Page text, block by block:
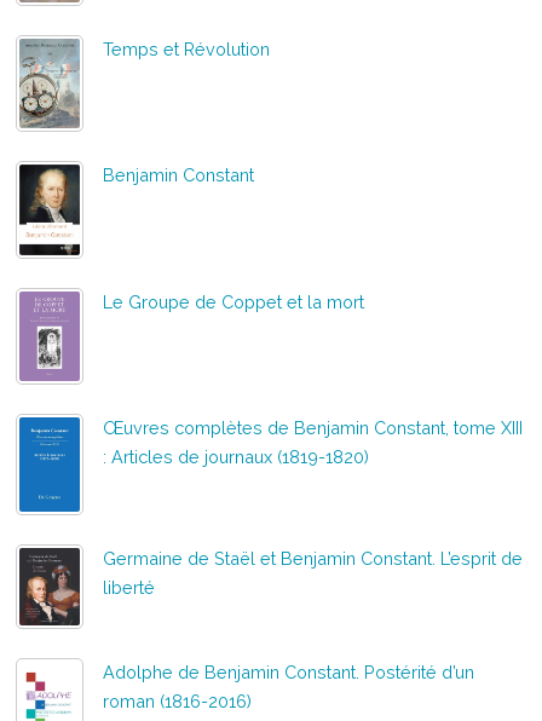
Temps et Révolution
Benjamin Constant
Le Groupe de Coppet et la mort
Œuvres complètes de Benjamin Constant, tome XIII
: Articles de journaux (1819-1820)
Germaine de Staël et Benjamin Constant. L’esprit de
liberté
Adolphe de Benjamin Constant. Postérité d’un
roman (1816-2016)